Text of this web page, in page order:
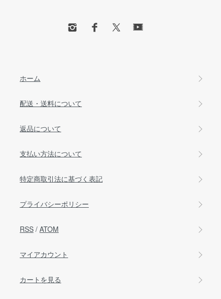
ホーム
配送・送料について
返品について
支払い方法について
特定商取引法に基づく表記
プライバシーポリシー
RSS / ATOM
マイアカウント
カートを見る